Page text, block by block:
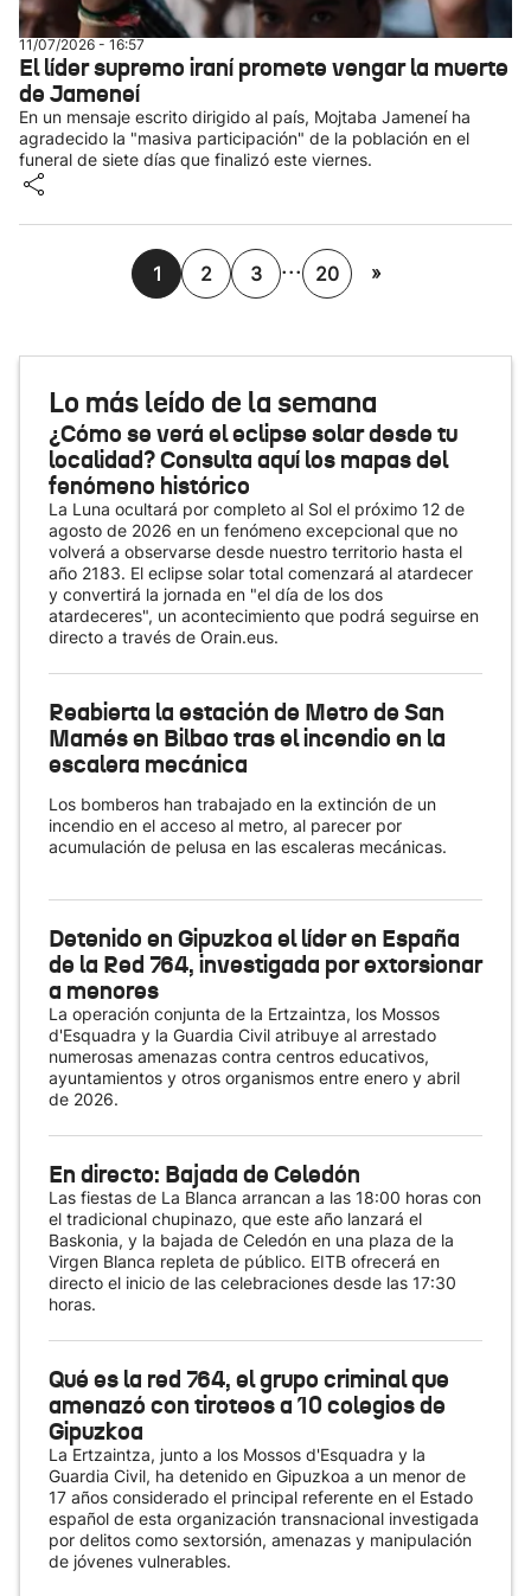
11/07/2026 - 16:57
El líder supremo iraní promete vengar la muerte
de Jameneí
En un mensaje escrito dirigido al país, Mojtaba Jameneí ha
agradecido la "masiva participación" de la población en el
funeral de siete días que finalizó este viernes.
1 2 3 ... 20 »
Lo más leído de la semana
¿Cómo se verá el eclipse solar desde tu
localidad? Consulta aquí los mapas del
fenómeno histórico
La Luna ocultará por completo al Sol el próximo 12 de
agosto de 2026 en un fenómeno excepcional que no
volverá a observarse desde nuestro territorio hasta el
año 2183. El eclipse solar total comenzará al atardecer
y convertirá la jornada en "el día de los dos
atardeceres", un acontecimiento que podrá seguirse en
directo a través de Orain.eus.
Reabierta la estación de Metro de San
Mamés en Bilbao tras el incendio en la
escalera mecánica
Los bomberos han trabajado en la extinción de un
incendio en el acceso al metro, al parecer por
acumulación de pelusa en las escaleras mecánicas.
Detenido en Gipuzkoa el líder en España
de la Red 764, investigada por extorsionar
a menores
La operación conjunta de la Ertzaintza, los Mossos
d'Esquadra y la Guardia Civil atribuye al arrestado
numerosas amenazas contra centros educativos,
ayuntamientos y otros organismos entre enero y abril
de 2026.
En directo: Bajada de Celedón
Las fiestas de La Blanca arrancan a las 18:00 horas con
el tradicional chupinazo, que este año lanzará el
Baskonia, y la bajada de Celedón en una plaza de la
Virgen Blanca repleta de público. EITB ofrecerá en
directo el inicio de las celebraciones desde las 17:30
horas.
Qué es la red 764, el grupo criminal que
amenazó con tiroteos a 10 colegios de
Gipuzkoa
La Ertzaintza, junto a los Mossos d'Esquadra y la
Guardia Civil, ha detenido en Gipuzkoa a un menor de
17 años considerado el principal referente en el Estado
español de esta organización transnacional investigada
por delitos como sextorsión, amenazas y manipulación
de jóvenes vulnerables.